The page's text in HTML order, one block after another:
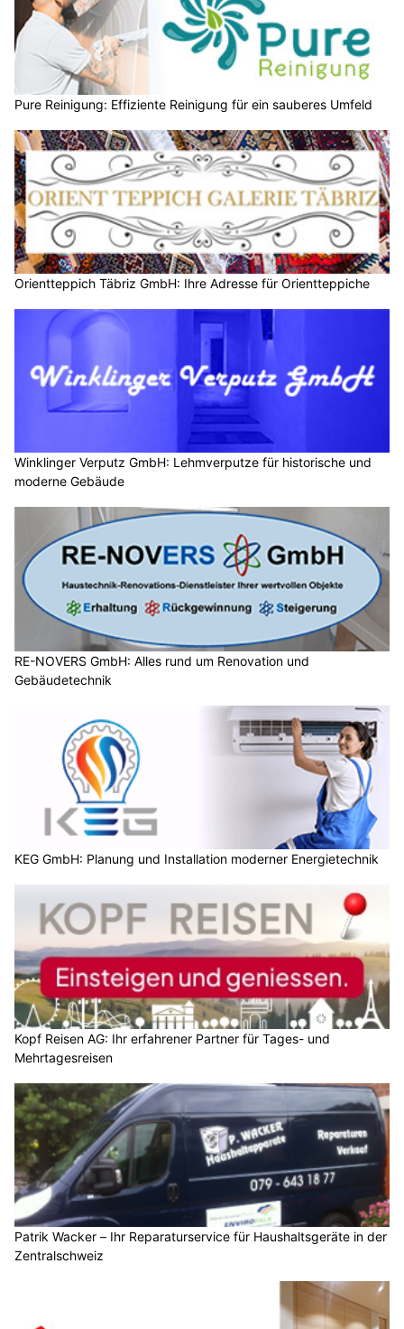
Pure Reinigung: Effiziente Reinigung für ein sauberes Umfeld
Orientteppich Täbriz GmbH: Ihre Adresse für Orientteppiche
Winklinger Verputz GmbH: Lehmverputze für historische und
moderne Gebäude
RE-NOVERS GmbH: Alles rund um Renovation und
Gebäudetechnik
KEG GmbH: Planung und Installation moderner Energietechnik
Kopf Reisen AG: Ihr erfahrener Partner für Tages- und
Mehrtagesreisen
Patrik Wacker – Ihr Reparaturservice für Haushaltsgeräte in der
Zentralschweiz